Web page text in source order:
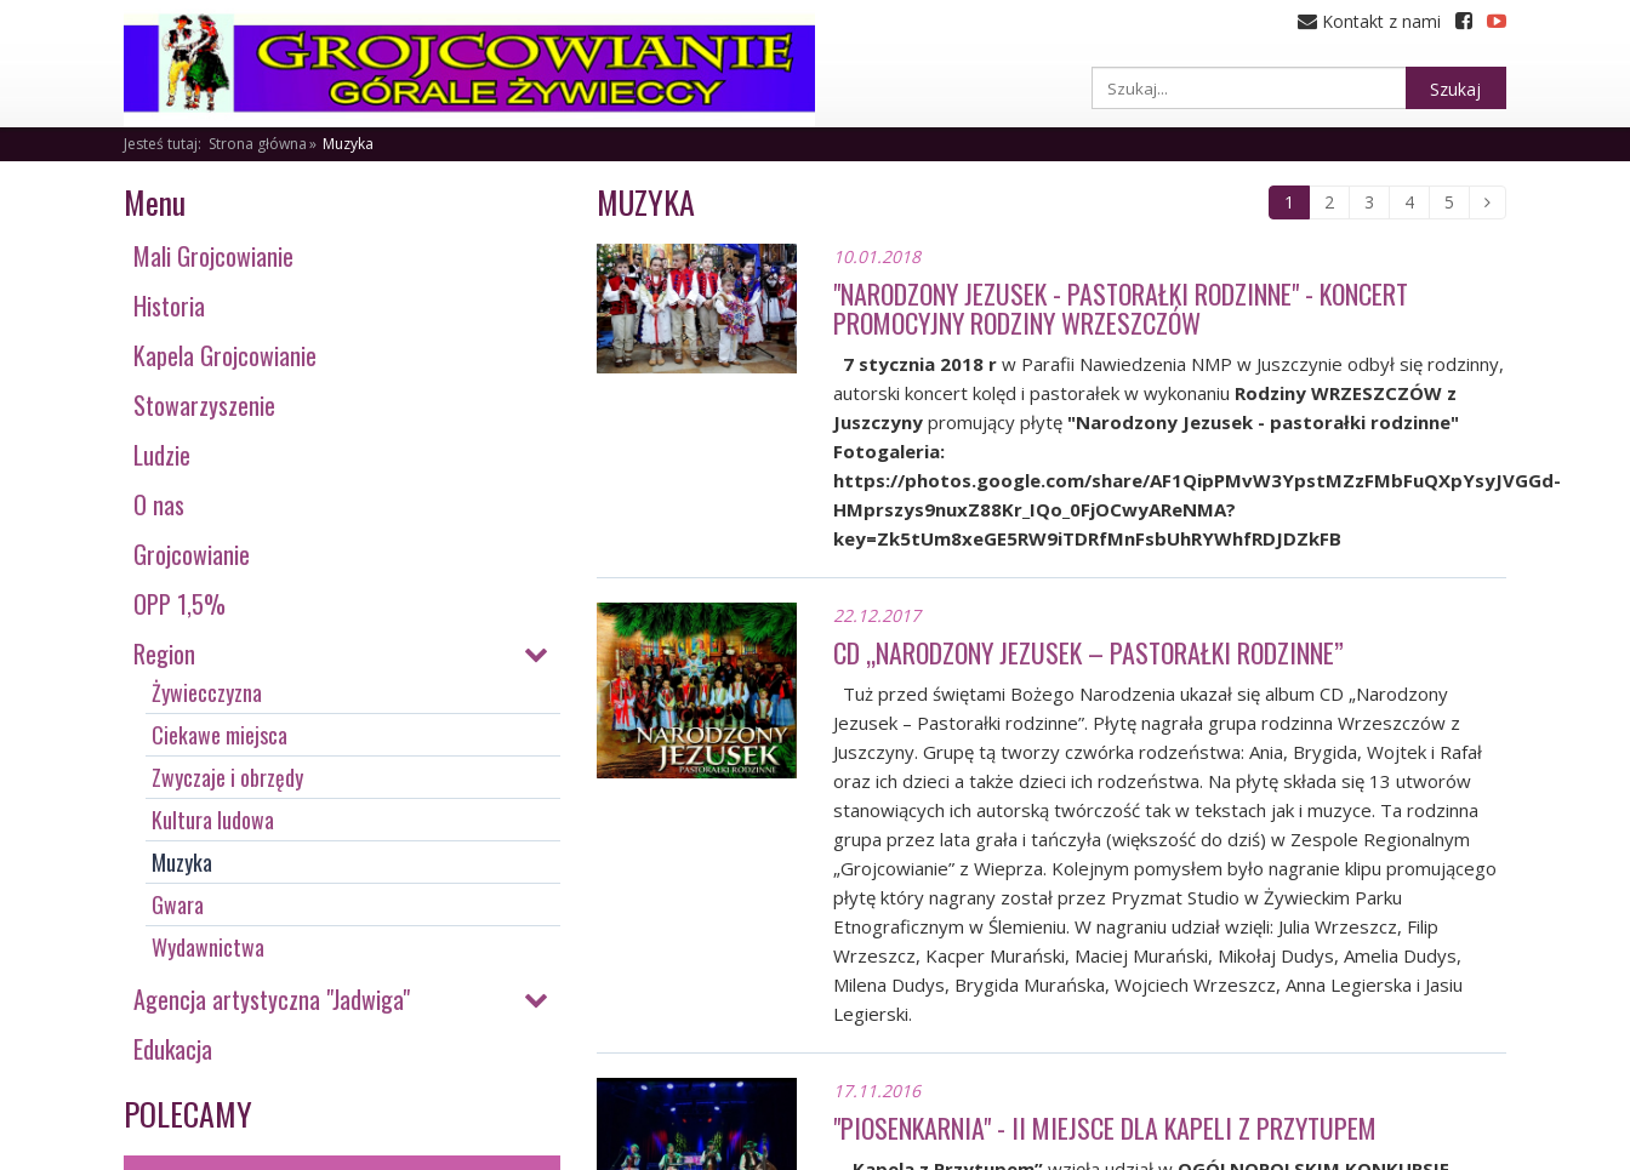
Kontakt z nami
Szukaj
Jesteś tutaj: Strona główna Muzyka
Menu
Mali Grojcowianie
Historia
Kapela Grojcowianie
Stowarzyszenie
Ludzie
O nas
Grojcowianie
OPP 1,5%
Region
Żywiecczyzna
Ciekawe miejsca
Zwyczaje i obrzędy
Kultura ludowa
Muzyka
Gwara
Wydawnictwa
Agencja artystyczna "Jadwiga"
Edukacja
POLECAMY
MUZYKA 1 2 3 4 5
10.01.2018
"NARODZONY JEZUSEK - PASTORAŁKI RODZINNE" - KONCERT
PROMOCYJNY RODZINY WRZESZCZÓW
7 stycznia 2018 r w Parafii Nawiedzenia NMP w Juszczynie odbył się rodzinny,
autorski koncert kolęd i pastorałek w wykonaniu Rodziny WRZESZCZÓW z
Juszczyny promujący płytę "Narodzony Jezusek - pastorałki rodzinne"
Fotogaleria:
https://photos.google.com/share/AF1QipPMvW3YpstMZzFMbFuQXpYsyJVGGd-
HMprszys9nuxZ88Kr_IQo_0FjOCwyAReNMA?
key=Zk5tUm8xeGE5RW9iTDRfMnFsbUhRYWhfRDJDZkFB
22.12.2017
CD „NARODZONY JEZUSEK – PASTORAŁKI RODZINNE”
Tuż przed świętami Bożego Narodzenia ukazał się album CD „Narodzony
Jezusek – Pastorałki rodzinne”. Płytę nagrała grupa rodzinna Wrzeszczów z
Juszczyny. Grupę tą tworzy czwórka rodzeństwa: Ania, Brygida, Wojtek i Rafał
oraz ich dzieci a także dzieci ich rodzeństwa. Na płytę składa się 13 utworów
stanowiących ich autorską twórczość tak w tekstach jak i muzyce. Ta rodzinna
grupa przez lata grała i tańczyła (większość do dziś) w Zespole Regionalnym
„Grojcowianie” z Wieprza. Kolejnym pomysłem było nagranie klipu promującego
płytę który nagrany został przez Pryzmat Studio w Żywieckim Parku
Etnograficznym w Ślemieniu. W nagraniu udział wzięli: Julia Wrzeszcz, Filip
Wrzeszcz, Kacper Murański, Maciej Murański, Mikołaj Dudys, Amelia Dudys,
Milena Dudys, Brygida Murańska, Wojciech Wrzeszcz, Anna Legierska i Jasiu
Legierski.
17.11.2016
"PIOSENKARNIA" - II MIEJSCE DLA KAPELI Z PRZYTUPEM